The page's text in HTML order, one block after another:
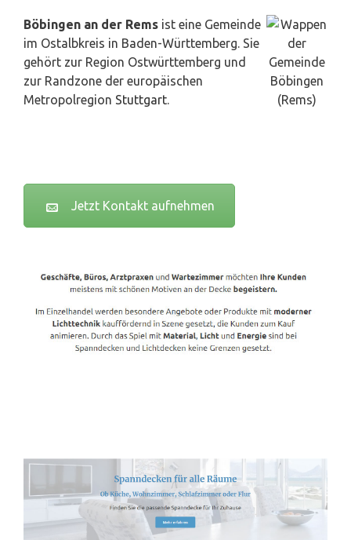
Böbingen an der Rems ist eine Gemeinde
im Ostalbkreis in Baden-Württemberg. Sie
gehört zur Region Ostwürttemberg und
zur Randzone der europäischen
Metropolregion Stuttgart.
Jetzt Kontakt aufnehmen